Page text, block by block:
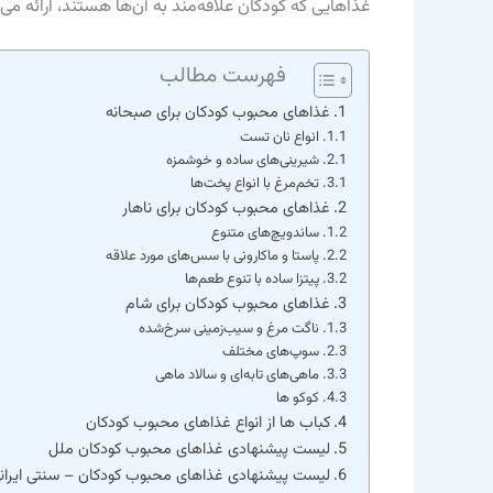
غذاهایی که کودکان علاقه‌مند به آن‌ها هستند، ارائه
فهرست مطالب
غذاهای محبوب کودکان برای صبحانه
انواع نان تست
شیرینی‌های ساده و خوشمزه
تخم‌مرغ با انواع پخت‌ها
غذاهای محبوب کودکان برای ناهار
ساندویچ‌های متنوع
پاستا و ماکارونی با سس‌های مورد علاقه
پیتزا ساده با تنوع طعم‌ها
غذاهای محبوب کودکان برای شام
ناگت مرغ و سیب‌زمینی سرخ‌شده
سوپ‌های مختلف
ماهی‌های تابه‌ای و سالاد ماهی
کوکو ها
کباب ها از انواع غذاهای محبوب کودکان
لیست پیشنهادی غذاهای محبوب کودکان ملل
لیست پیشنهادی غذاهای محبوب کودکان – سنتی